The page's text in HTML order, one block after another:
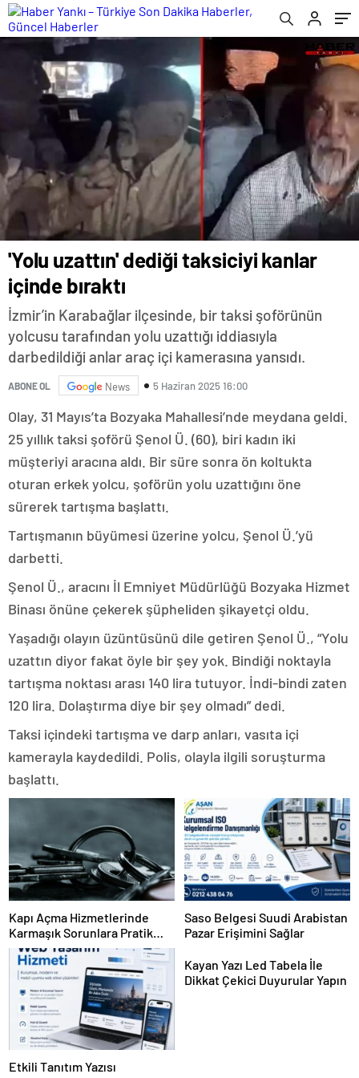
'Yolu uzattın' dediği taksiciyi kanlar
içinde bıraktı
İzmir’in Karabağlar ilçesinde, bir taksi şoförünün
yolcusu tarafından yolu uzattığı iddiasıyla
darbedildiği anlar araç içi kamerasına yansıdı.
ABONE OL News 5 Haziran 2025 16:00
Olay, 31 Mayıs’ta Bozyaka Mahallesi’nde meydana geldi.
25 yıllık taksi şoförü Şenol Ü. (60), biri kadın iki
müşteriyi aracına aldı. Bir süre sonra ön koltukta
oturan erkek yolcu, şoförün yolu uzattığını öne
sürerek tartışma başlattı.
Tartışmanın büyümesi üzerine yolcu, Şenol Ü.’yü
darbetti.
Şenol Ü., aracını İl Emniyet Müdürlüğü Bozyaka Hizmet
Binası önüne çekerek şüpheliden şikayetçi oldu.
Yaşadığı olayın üzüntüsünü dile getiren Şenol Ü., “Yolu
uzattın diyor fakat öyle bir şey yok. Bindiği noktayla
tartışma noktası arası 140 lira tutuyor. İndi-bindi zaten
120 lira. Dolaştırma diye bir şey olmadı” dedi.
Taksi içindeki tartışma ve darp anları, vasıta içi
kamerayla kaydedildi. Polis, olayla ilgili soruşturma
başlattı.
Kapı Açma Hizmetlerinde
Karmaşık Sorunlara Pratik
Çözümler
Saso Belgesi Suudi Arabistan
Pazar Erişimini Sağlar
Etkili Tanıtım Yazısı
Kayan Yazı Led Tabela İle
Dikkat Çekici Duyurular Yapın